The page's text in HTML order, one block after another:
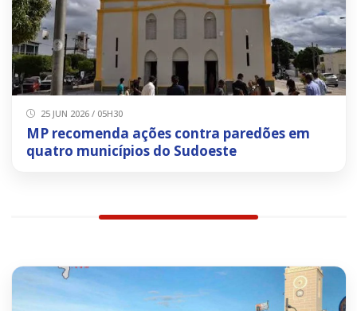
25 JUN 2026 / 05H30
MP recomenda ações contra paredões em
quatro municípios do Sudoeste